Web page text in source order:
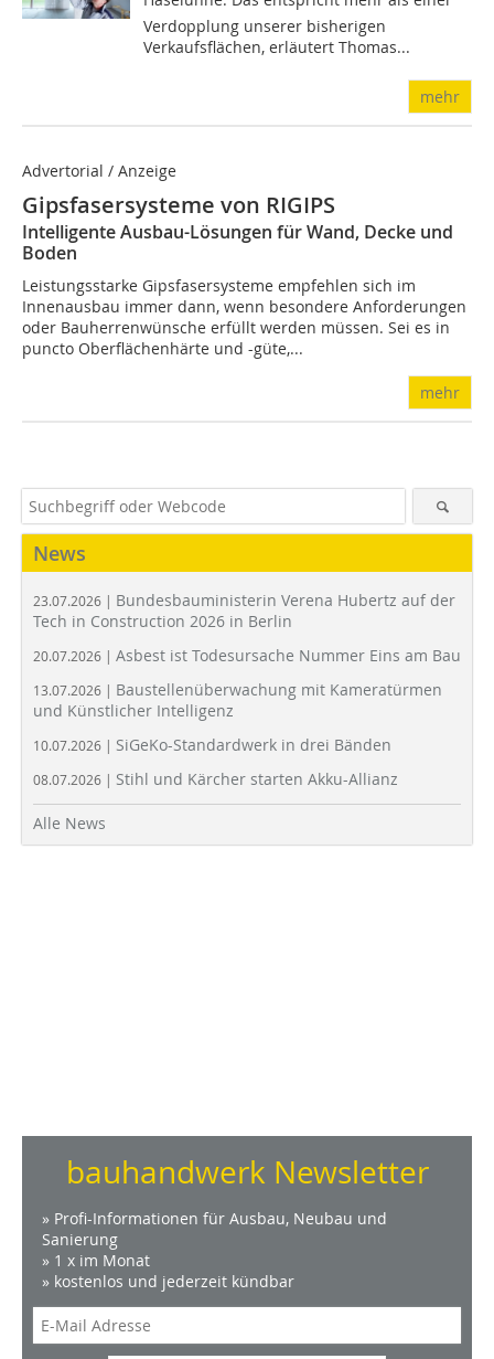
Verdopplung unserer bisherigen
Verkaufsflächen, erläutert Thomas...
mehr
Advertorial / Anzeige
Gipsfasersysteme von RIGIPS
Intelligente Ausbau-Lösungen für Wand, Decke und
Boden
Leistungsstarke Gipsfasersysteme empfehlen sich im
Innenausbau immer dann, wenn besondere Anforderungen
oder Bauherrenwünsche erfüllt werden müssen. Sei es in
puncto Oberflächenhärte und -güte,...
mehr
News
23.07.2026 | Bundesbauministerin Verena Hubertz auf der
Tech in Construction 2026 in Berlin
20.07.2026 | Asbest ist Todesursache Nummer Eins am Bau
13.07.2026 | Baustellenüberwachung mit Kameratürmen
und Künstlicher Intelligenz
10.07.2026 | SiGeKo-Standardwerk in drei Bänden
08.07.2026 | Stihl und Kärcher starten Akku-Allianz
Alle News
bauhandwerk Newsletter
» Profi-Informationen für Ausbau, Neubau und
Sanierung
» 1 x im Monat
» kostenlos und jederzeit kündbar